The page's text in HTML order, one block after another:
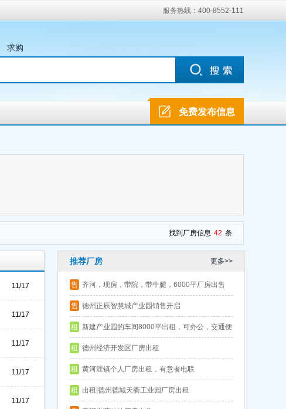
服务热线：400-8552-111
求购
免费发布信息
找到厂房信息 42 条
11/17
11/17
11/17
11/17
11/17
推荐厂房 更多>>
售 齐河，现房，带院，带牛腿，6000平厂房出售
层高9.5
售 德州正辰智慧城产业园销售开启
租 新建产业园的车间8000平出租，可办公，交通便
利
租 德州经济开发区厂房出租
租 黄河涯镇个人厂房出租，有意者电联
租 出租|德州德城天衢工业园厂房出租